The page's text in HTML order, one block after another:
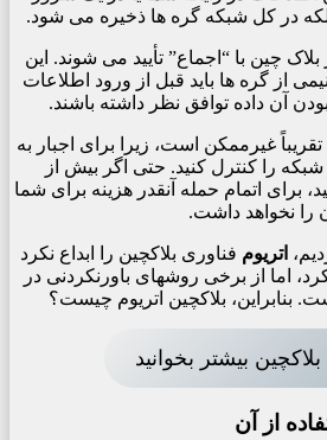
در کل شبکه گره ها ذخیره می شود.
چین با “اجماع” تأیید می شوند. این
از گره ها باید قبل از ورود اطلاعات
آن داده توافق نظر داشته باشند.
غیرممکن است، زیرا برای اجبار به
شبکه را کنترل کنید. حتی اگر بیش از
برای اتمام حمله آنقدر هزینه برای شما
نخواهد داشت.
اتریوم فناوری بلاکچین را ابداع نکرد
اما از برخی روشهای باورنکردنی در
بنابراین، بلاکچین اتریوم چیست؟
بیشتر بخوانید